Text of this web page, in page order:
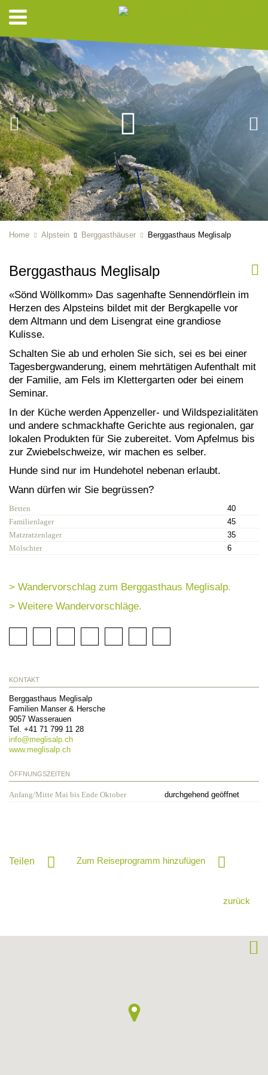
Home Alpstein Berggasthäuser Berggasthaus Meglisalp
Berggasthaus Meglisalp
«Sönd Wöllkomm» Das sagenhafte Sennendörflein im
Herzen des Alpsteins bildet mit der Bergkapelle vor
dem Altmann und dem Lisengrat eine grandiose
Kulisse.
Schalten Sie ab und erholen Sie sich, sei es bei einer
Tagesbergwanderung, einem mehrtätigen Aufenthalt mit
der Familie, am Fels im Klettergarten oder bei einem
Seminar.
In der Küche werden Appenzeller- und Wildspezialitäten
und andere schmackhafte Gerichte aus regionalen, gar
lokalen Produkten für Sie zubereitet. Vom Apfelmus bis
zur Zwiebelschweize, wir machen es selber.
Hunde sind nur im Hundehotel nebenan erlaubt.
Wann dürfen wir Sie begrüssen?
Betten
40
Familienlager
45
Matzratzenlager
35
Mölschter
6
> Wandervorschlag zum Berggasthaus Meglisalp.
> Weitere Wandervorschläge.
KONTAKT
Berggasthaus Meglisalp
Familien Manser & Hersche
9057 Wasserauen
Tel. +41 71 799 11 28
info@meglisalp.ch
www.meglisalp.ch
ÖFFNUNGSZEITEN
Anfang/Mitte Mai bis Ende Oktober durchgehend geöffnet
Teilen Zum Reiseprogramm hinzufügen
zurück